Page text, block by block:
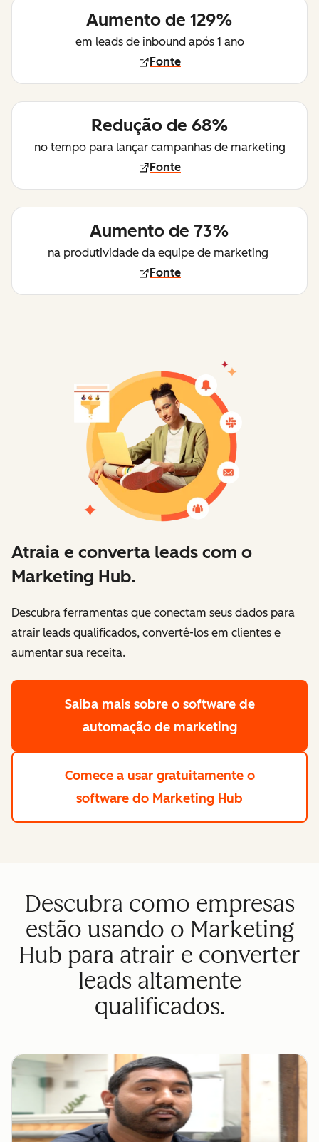
Aumento de 129%
em leads de inbound após 1 ano
Fonte
Redução de 68%
no tempo para lançar campanhas de marketing
Fonte
Aumento de 73%
na produtividade da equipe de marketing
Fonte
Atraia e converta leads com o
Marketing Hub.
Descubra ferramentas que conectam seus dados para
atrair leads qualificados, convertê-los em clientes e
aumentar sua receita.
Saiba mais sobre o software de
automação de marketing
Comece a usar gratuitamente o
software do Marketing Hub
Descubra como empresas
estão usando o Marketing
Hub para atrair e converter
leads altamente
qualificados.